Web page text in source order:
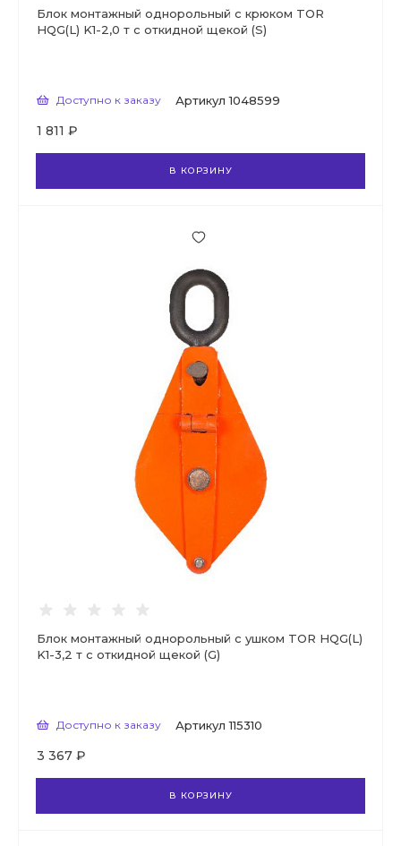
Блок монтажный однорольный с крюком TOR
HQG(L) K1-2,0 т с откидной щекой (S)
Доступно к заказу Артикул 1048599
1 811 ₽
В КОРЗИНУ
Блок монтажный однорольный с ушком TOR HQG(L)
K1-3,2 т с откидной щекой (G)
Доступно к заказу Артикул 115310
3 367 ₽
В КОРЗИНУ